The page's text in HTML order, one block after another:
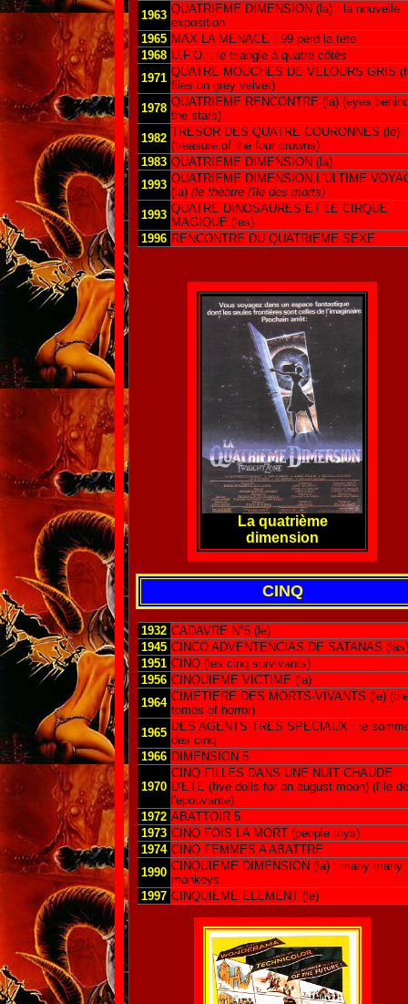
1963 QUATRIEME DIMENSION (la) : la nouvelle
exposition
1965 MAX LA MENACE : 99 perd la tête
1968 U.F.O. : le triangle à quatre côtés
1971 QUATRE MOUCHES DE VELOURS GRIS
flies on grey velvet)
1978 QUATRIEME RENCONTRE (la) (eyes
the stars)
1982 TRESOR DES QUATRE COURONNES (le)
(treasure of the four crowns)
1983 QUATRIEME DIMENSION (la)
1993 QUATRIEME DIMENSION,L'ULTIME
(la)(le théâtre-l'île des morts)
1993 QUATRE DINOSAURES ET LE CIRQUE
MAGIQUE (les)
1996 RENCONTRE DU QUATRIEME SEXE
La quatrième
dimension
CINQ
1932 CADAVRE N°5 (le)
1945 CINCO ADVENTENCIAS DE SATANAS (las)
1951 CINQ (les cinq survivants)
1956 CINQUIEME VICTIME (la)
1964 CIMETIERE DES MORTS-VIVANTS (le)
tombs of horror)
1965 DES AGENTS TRES SPECIAUX : le
des cinq
1966 DIMENSION 5
1970
CINQ FILLES DANS UNE NUIT CHAUDE
D'ETE (five dolls for an august moon) (l'ile de
l'epouvante)
1972 ABATTOIR 5
1973 CINQ FOIS LA MORT (people toys)
1974 CINQ FEMMES A ABATTRE
1990 CINQUIEME DIMENSION (la) : many many
monkeys
1997 CINQUIEME ELEMENT (le)